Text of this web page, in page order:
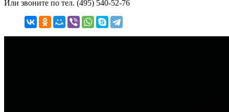
Или звоните по тел. (495) 540-52-76